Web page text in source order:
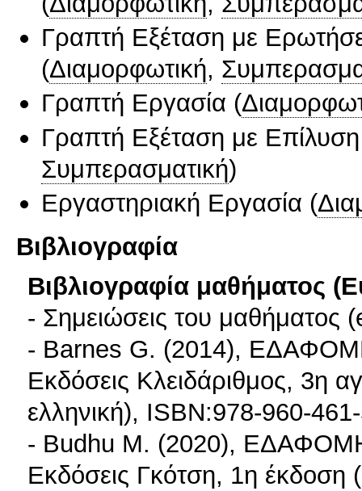
Γραπτή Εξέταση με
(Διαμορφωτική,
Γραπτή Εργασία (
Γραπτή Εξέταση με
Συμπερασματική)
Εργαστηριακή Εργασία (
Βιβλιογραφία
Βιβλιογραφία μαθήματος
- Σημειώσεις του μαθήματος
- Barnes G. (2014),
Εκδόσεις Κλειδάριθμος, 3η
ελληνική), ISBN:978-960-
- Budhu M. (2020),
Εκδόσεις Γκότση, 1η έκδοση